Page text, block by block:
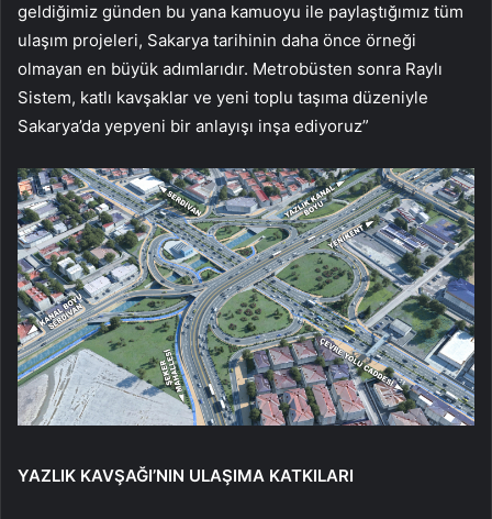
geldiğimiz günden bu yana kamuoyu ile paylaştığımız tüm
ulaşım projeleri, Sakarya tarihinin daha önce örneği
olmayan en büyük adımlarıdır. Metrobüsten sonra Raylı
Sistem, katlı kavşaklar ve yeni toplu taşıma düzeniyle
Sakarya’da yepyeni bir anlayışı inşa ediyoruz”
YAZLIK KAVŞAĞI’NIN ULAŞIMA KATKILARI